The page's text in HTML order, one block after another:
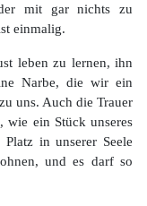
mit gar nichts zu
einmalig.
leben zu lernen, ihn
Narbe, die wir ein
uns. Auch die Trauer
ein Stück unseres
in unserer Seele
und es darf so